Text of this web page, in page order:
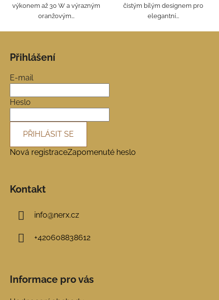
výkonem až 30 W a výrazným
oranžovým...
čistým bílým designem pro
elegantní...
Přihlášení
E-mail
Heslo
PŘIHLÁSIT SE
Nová registraceZapomenuté heslo
Kontakt
info@nerx.cz
+420608838612
Informace pro vás